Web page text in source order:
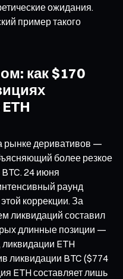
ожидания.
пример такого
как $170
рынке деривативов —
более резкое
24 июня
раунд
коррекции. За
ликвидаций составил
длинные позиции —
ETH
ликвидации BTC ($774
ETH составляет лишь